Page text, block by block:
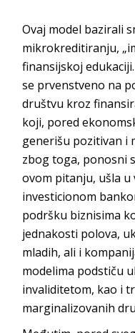
Ovaj model bazirali
mikrokreditiranju,
finansijskoj
se prvenstveno na
društvu kroz
koji, pored
generišu pozitivan i
zbog toga, ponosni
ovom pitanju, ušla
investicionom
podršku biznisima
jednakosti polova,
mladih, ali i
modelima podstiču
invaliditetom, kao i
marginalizovanih